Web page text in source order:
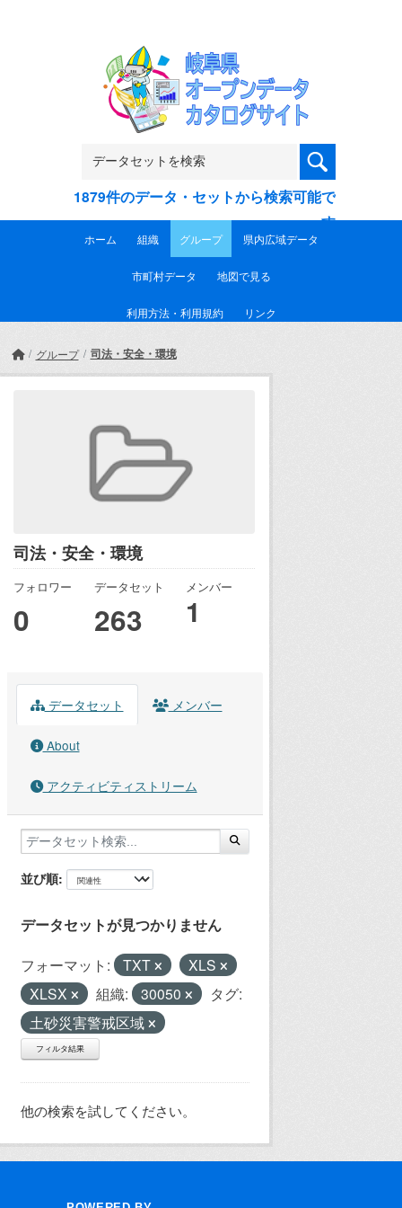
1879件のデータ・セットから検索可能で
す
ホーム 組織 グループ 県内広域データ
市町村データ 地図で見る
利用方法・利用規約 リンク
グループ 司法・安全・環境
司法・安全・環境
フォロワー
0
データセット
263
メンバー
1
データセット メンバー
About
アクティビティストリーム
並び順
データセットが見つかりません
フォーマット: TXT
XLS
XLSX
組織: 30050
タグ:
土砂災害警戒区域
フィルタ結果
他の検索を試してください。